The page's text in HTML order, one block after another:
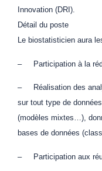
Innovation (DRI).
Détail du poste
Le biostatisticien aura
– Participation à la
– Réalisation des
sur tout type de
(modèles mixtes…),
bases de données
– Participation aux